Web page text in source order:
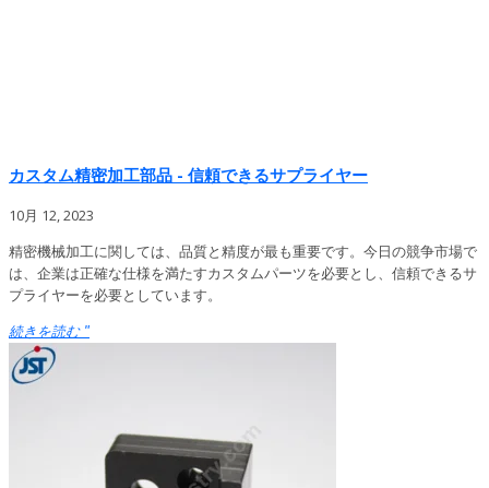
カスタム精密加工部品 - 信頼できるサプライヤー
10月 12, 2023
精密機械加工に関しては、品質と精度が最も重要です。今日の競争市場で
は、企業は正確な仕様を満たすカスタムパーツを必要とし、信頼できるサ
プライヤーを必要としています。
続きを読む "